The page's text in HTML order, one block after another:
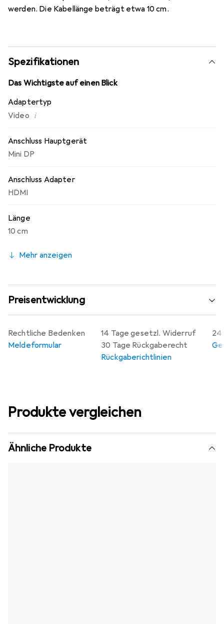
werden. Die Kabellänge beträgt etwa 10 cm.
Spezifikationen
Das Wichtigste auf einen Blick
Adaptertyp
Video i
Anschluss Hauptgerät
Mini DP
Anschluss Adapter
HDMI
Länge
10 cm
Mehr anzeigen
Preisentwicklung
14 Tage gesetzl. Widerruf
30 Tage Rückgaberecht
Rückgaberichtlinien
24
Rechtliche Bedenken
Meldeformular
Produkte vergleichen
Ähnliche Produkte